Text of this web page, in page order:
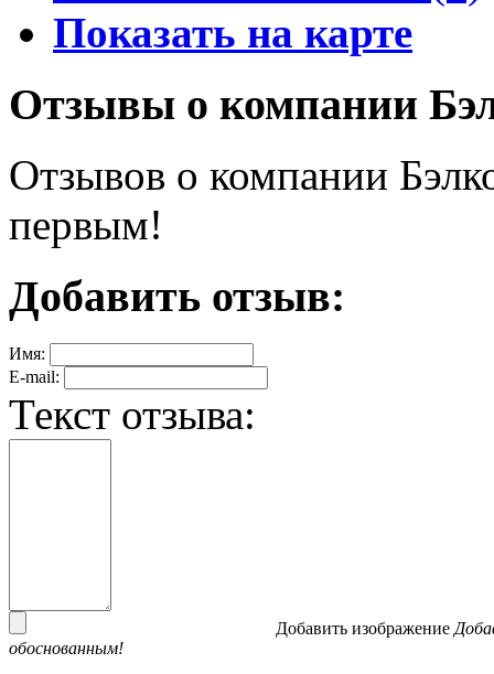
Показать на карте
Отзывы о компании
Отзывов о компании
первым!
Добавить отзыв:
Имя:
E-mail:
Текст отзыва:
Добавить изображение
обоснованным!